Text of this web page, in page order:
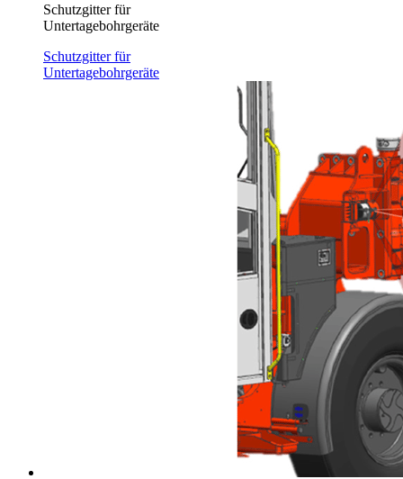
Schutzgitter für
Untertagebohrgeräte
Schutzgitter für
Untertagebohrgeräte